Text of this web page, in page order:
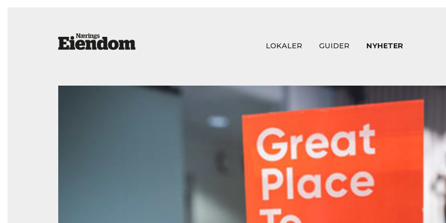
LOKALER GUIDER NYHETER